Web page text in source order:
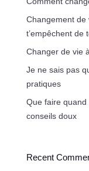
Changement de
t’empêchent de
Changer de vie
Je ne sais pas
pratiques
Que faire
conseils doux
Recent